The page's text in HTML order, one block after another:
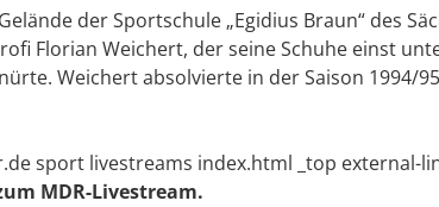
der Sportschule „Egidius Braun“ des
Florian Weichert, der seine Schuhe einst
Weichert absolvierte in der Saison 1994/
sport livestreams index.html _top external-
MDR-Livestream.